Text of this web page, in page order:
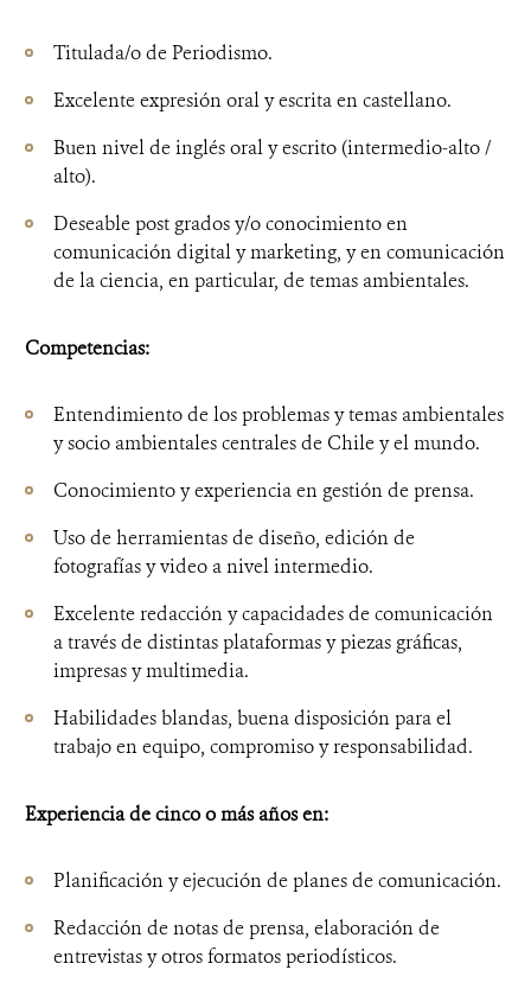
Titulada/o de Periodismo.
Excelente expresión oral y escrita en castellano.
Buen nivel de inglés oral y escrito (intermedio-alto /
alto).
Deseable post grados y/o conocimiento en
comunicación digital y marketing, y en comunicación
de la ciencia, en particular, de temas ambientales.
Competencias:
Entendimiento de los problemas y temas ambientales
y socio ambientales centrales de Chile y el mundo.
Conocimiento y experiencia en gestión de prensa.
Uso de herramientas de diseño, edición de
fotografías y video a nivel intermedio.
Excelente redacción y capacidades de comunicación
a través de distintas plataformas y piezas gráficas,
impresas y multimedia.
Habilidades blandas, buena disposición para el
trabajo en equipo, compromiso y responsabilidad.
Experiencia de cinco o más años en:
Planificación y ejecución de planes de comunicación.
Redacción de notas de prensa, elaboración de
entrevistas y otros formatos periodísticos.